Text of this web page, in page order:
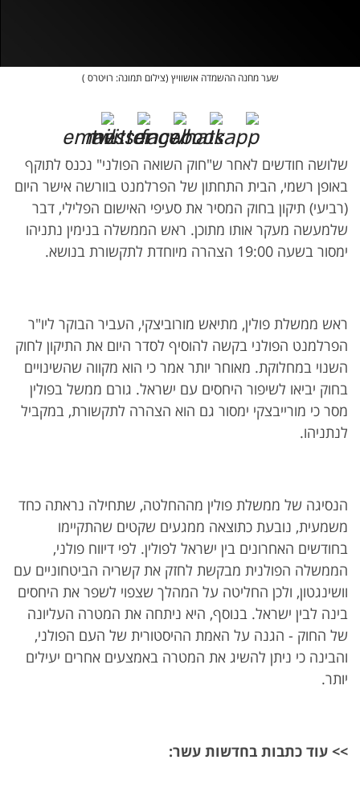
שער מחנה ההשמדה אושוויץ (צילום תמונה: רויטרס )
שלושה חודשים לאחר ש"חוק השואה הפולני" נכנס לתוקף
באופן רשמי, הבית התחתון של הפרלמנט בוורשה אישר היום
(רביעי) תיקון בחוק המסיר את סעיפי האישום הפלילי, דבר
שלמעשה מעקר אותו מתוכן. ראש הממשלה בנימין נתניהו
ימסור בשעה 19:00 הצהרה מיוחדת לתקשורת בנושא.
ראש ממשלת פולין, מתיאש מורוביצקי, העביר הבוקר ליו"ר
הפרלמנט הפולני בקשה להוסיף לסדר היום את התיקון לחוק
השנוי במחלוקת. מאוחר יותר אמר כי הוא מקווה שהשינויים
בחוק יביאו לשיפור היחסים עם ישראל. גורם ממשל בפולין
מסר כי מורייבצקי ימסור גם הוא הצהרה לתקשורת, במקביל
לנתניהו.
הנסיגה של ממשלת פולין מההחלטה, שתחילה נראתה כחד
משמעית, נובעת כתוצאה ממגעים שקטים שהתקיימו
בחודשים האחרונים בין ישראל לפולין. לפי דיווח פולני,
הממשלה הפולנית מבקשת לחזק את קשריה הביטחוניים עם
וושינגטון, ולכן החליטה על המהלך שצפוי לשפר את היחסים
בינה לבין ישראל. בנוסף, היא ניתחה את המטרה העליונה
של החוק - הגנה על האמת ההיסטורית של העם הפולני,
והבינה כי ניתן להשיג את המטרה באמצעים אחרים יעילים
יותר.
>> עוד כתבות בחדשות עשר: